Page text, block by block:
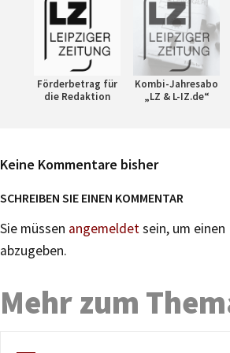
Förderbetrag für
die Redaktion
Kombi-Jahresabo
„LZ & L-IZ.de“
Keine Kommentare bisher
SCHREIBEN SIE EINEN KOMMENTAR
Sie müssen angemeldetsein, um
abzugeben.
Mehr zum